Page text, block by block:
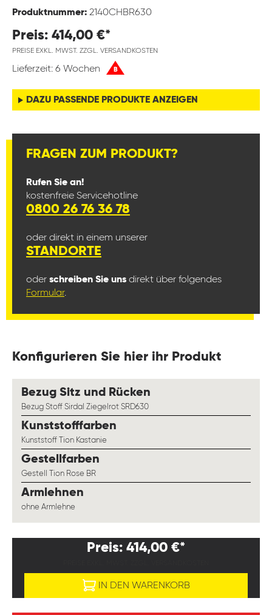
Produktnummer: 2140CHBR630
Preis: 414,00 €*
PREISE EXKL. MWST. ZZGL. VERSANDKOSTEN
Lieferzeit: 6 Wochen B
DAZU PASSENDE PRODUKTE ANZEIGEN
FRAGEN ZUM PRODUKT?
Rufen Sie an!
kostenfreie Servicehotline
0800 26 76 36 78
oder direkt in einem unserer
STANDORTE
oder schreiben Sie uns direkt über folgendes
Formular.
Konfigurieren Sie hier ihr Produkt
Bezug Sitz und Rücken
Bezug Stoff Sirdal Ziegelrot SRD630
Kunststofffarben
Kunststoff Tion Kastanie
Gestellfarben
Gestell Tion Rose BR
Armlehnen
ohne Armlehne
Preis: 414,00 €*
IN DEN WARENKORB